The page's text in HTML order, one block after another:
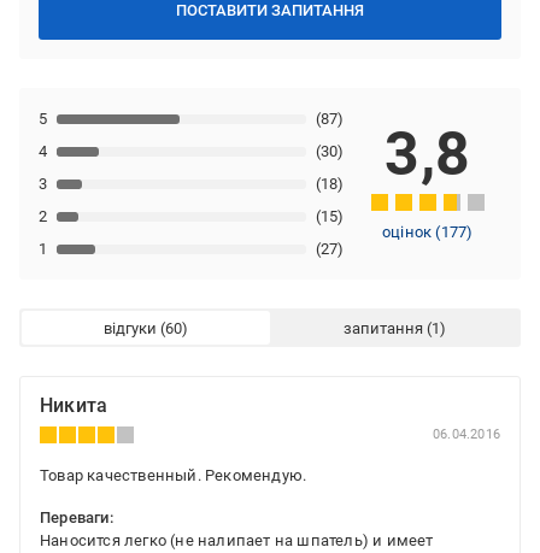
ПОСТАВИТИ ЗАПИТАННЯ
1 (27)
2 (15)
3 (18)
4 (30)
5 (87)
3,8
оцінок(177)
відгуки запитання
Никита
06.04.2016
Товар качественный. Рекомендую.
Переваги:
Наносится легко (не налипает на шпатель) и имеет